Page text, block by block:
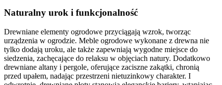
Naturalny urok i funkcjonalność
Drewniane elementy ogrodowe przyciągają wzrok, tworząc
urządzenia w ogrodzie. Meble ogrodowe wykonane z drewna nie
tylko dodają uroku, ale także zapewniają wygodne miejsce do
siedzenia, zachęcające do relaksu w objęciach natury. Dodatkowo
drewniane altany i pergole, oferujące zaciszne zakątki, chronią
przed upałem, nadając przestrzeni nietuzinkowy charakter. I